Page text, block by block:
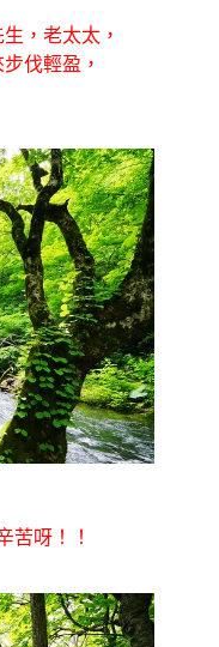
，老太太，
伐輕盈，
苦呀！！